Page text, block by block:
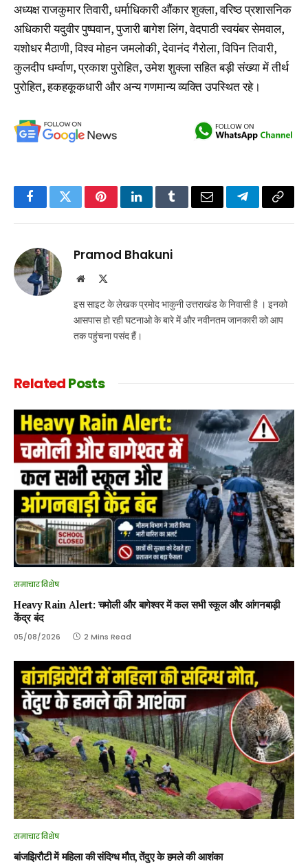
अध्यक्ष राजकुमार तिवारी, धर्माधिकारी औंकार शुक्ला, वरिष्ठ प्रशासनिक
अधिकारी यदुवीर पुष्पवान, पुजारी बागेश लिंग, वेदपाठी स्वयंबर सेमवाल,
यशोधर मैठाणी, विश्व मोहन जमलोकी, देवानंद गैरोला, विपिन तिवारी,
कुलदीप धर्म्वाण, प्रकाश पुरोहित, उमेश शुक्ला सहित बड़ी संख्या में तीर्थ
पुरोहित, हकहकूकधारी और अन्य गणमान्य व्यक्ति उपस्थित रहे।
FacebookTwitterPinterestLinkedInTumblrEmail TelegramCopy
Pramod Bhakuni
Website
इस साइट के लेखक प्रमोद भाकुनी उत्तराखंड के निवासी है । इनको
आसपास हो रही घटनाओ के बारे में और नवीनतम जानकारी को आप
तक पहुंचना पसंद हैं।
RelatedPosts
समाचार विशेष
Heavy Rain Alert: चमोली और बागेश्वर में कल सभी स्कूल और आंगनबाड़ी
केंद्र बंद
05/08/2026 2 Mins Read
समाचार विशेष
बांजझिरौटी में महिला की संदिग्ध मौत, तेंदुए के हमले की आशंका